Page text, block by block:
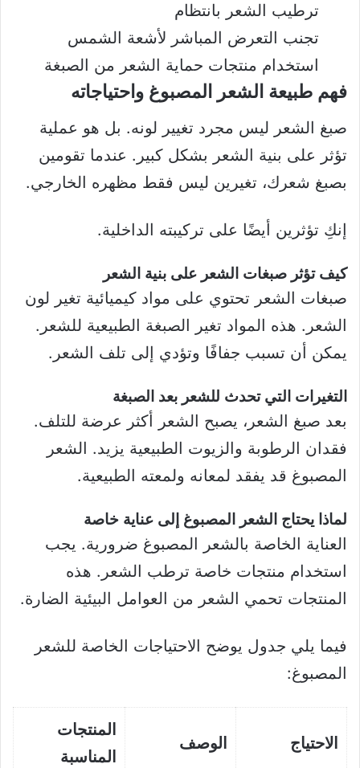
ترطيب الشعر بانتظام
تجنب التعرض المباشر لأشعة الشمس
استخدام منتجات حماية الشعر من الصبغة
فهم طبيعة الشعر المصبوغ واحتياجاته
صبغ الشعر ليس مجرد تغيير لونه. بل هو عملية
تؤثر على بنية الشعر بشكل كبير. عندما تقومين
بصبغ شعرك، تغيرين ليس فقط مظهره الخارجي.
إنكِ تؤثرين أيضًا على تركيبته الداخلية.
كيف تؤثر صبغات الشعر على بنية الشعر
صبغات الشعر تحتوي على مواد كيميائية تغير لون
الشعر. هذه المواد تغير الصبغة الطبيعية للشعر.
يمكن أن تسبب جفافًا وتؤدي إلى تلف الشعر.
التغيرات التي تحدث للشعر بعد الصبغة
بعد صبغ الشعر، يصبح الشعر أكثر عرضة للتلف.
فقدان الرطوبة والزيوت الطبيعية يزيد. الشعر
المصبوغ قد يفقد لمعانه ولمعته الطبيعية.
لماذا يحتاج الشعر المصبوغ إلى عناية خاصة
العناية الخاصة بالشعر المصبوغ ضرورية. يجب
استخدام منتجات خاصة ترطب الشعر. هذه
المنتجات تحمي الشعر من العوامل البيئية الضارة.
فيما يلي جدول يوضح الاحتياجات الخاصة للشعر
المصبوغ:
الاحتياج الوصف
المنتجات
المناسبة